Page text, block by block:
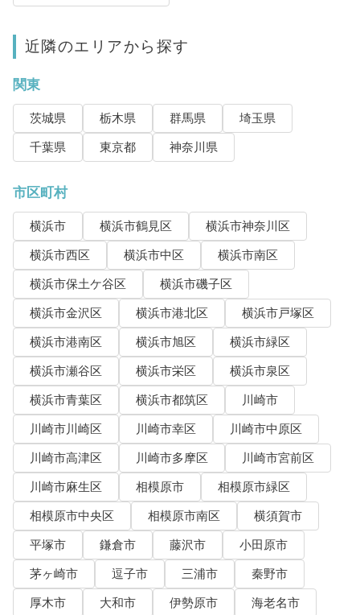
近隣のエリアから探す
関東
茨城県 栃木県 群馬県
埼玉県
千葉県
東京都 神奈川県
市区町村
横浜市 横浜市鶴見区
横浜市神奈川区
横浜市西区
横浜市中区
横浜市南区
横浜市保土ケ谷区
横浜市磯子区
横浜市金沢区
横浜市港北区
横浜市戸塚区
横浜市港南区
横浜市旭区
横浜市緑区
横浜市瀬谷区
横浜市栄区
横浜市泉区
横浜市青葉区
横浜市都筑区
川崎市
川崎市川崎区
川崎市幸区
川崎市中原区
川崎市高津区
川崎市多摩区
川崎市宮前区
川崎市麻生区
相模原市
相模原市緑区
相模原市中央区
相模原市南区
横須賀市
平塚市
鎌倉市 藤沢市
小田原市
茅ヶ崎市
逗子市 三浦市
秦野市
厚木市
大和市 伊勢原市
海老名市